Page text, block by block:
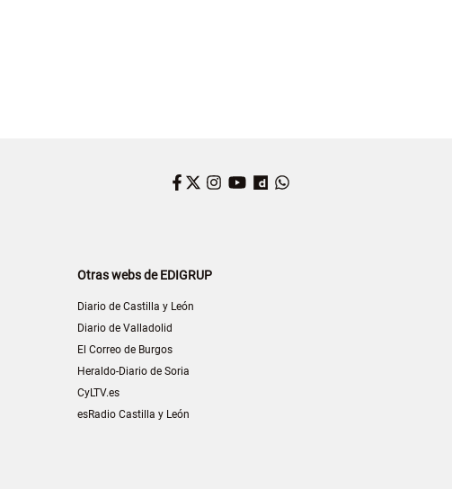
Facebook
Twitter
Instagram
YouTube
Dailymotion
Otras webs de EDIGRUP
Diario de Castilla y León
Diario de Valladolid
El Correo de Burgos
Heraldo-Diario de Soria
CyLTV.es
esRadio Castilla y León